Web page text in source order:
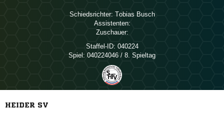
Schiedsrichter:  
Assistenten:
Zuschauer:
Staffel-ID: 040224
Spiel: 040224046 / 8. Spieltag
HEIDER SV